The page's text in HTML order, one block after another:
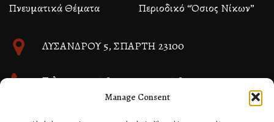
Manage Consent
Πνευματικά Θέματα
Περιοδικό “Όσιος Νίκων”
ΛΥΣΑΝΔΡΟΥ 5, ΣΠΑΡΤΗ 23100
Τηλ. 27310 26580 και 27310 26581